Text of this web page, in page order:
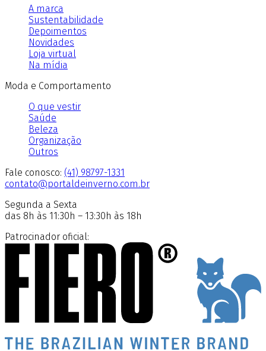
A marca
Sustentabilidade
Depoimentos
Novidades
Loja virtual
Na mídia
Moda e Comportamento
O que vestir
Saúde
Beleza
Organização
Outros
Fale conosco: (41) 98797-1331
contato@portaldeinverno.com.br
Segunda a Sexta
das 8h às 11:30h – 13:30h às 18h
Patrocinador oficial: